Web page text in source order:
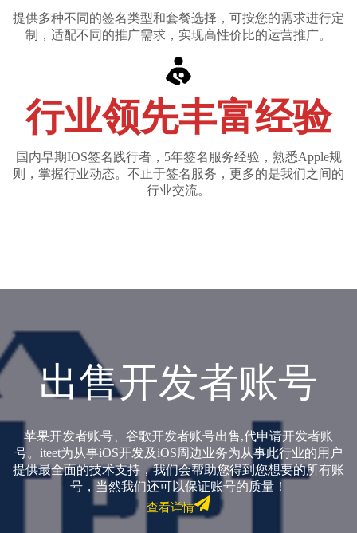
提供多种不同的签名类型和套餐选择，可按您的需求进行定
制，适配不同的推广需求，实现高性价比的运营推广。
行业领先丰富经验
国内早期IOS签名践行者，5年签名服务经验，熟悉Apple规
则，掌握行业动态。不止于签名服务，更多的是我们之间的
行业交流。
出售开发者账号
苹果开发者账号、谷歌开发者账号出售,代申请开发者账
号。iteet为从事iOS开发及iOS周边业务为从事此行业的用户
提供最全面的技术支持，我们会帮助您得到您想要的所有账
号，当然我们还可以保证账号的质量！
查看详情